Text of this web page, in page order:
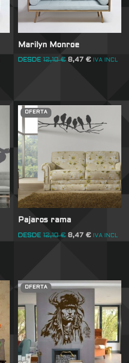
Marilyn Monroe
DESDE 12,10€ 8,47€ IVA INCL
OFERTA
Pajaros rama
DESDE 12,10€ 8,47€ IVA INCL
OFERTA